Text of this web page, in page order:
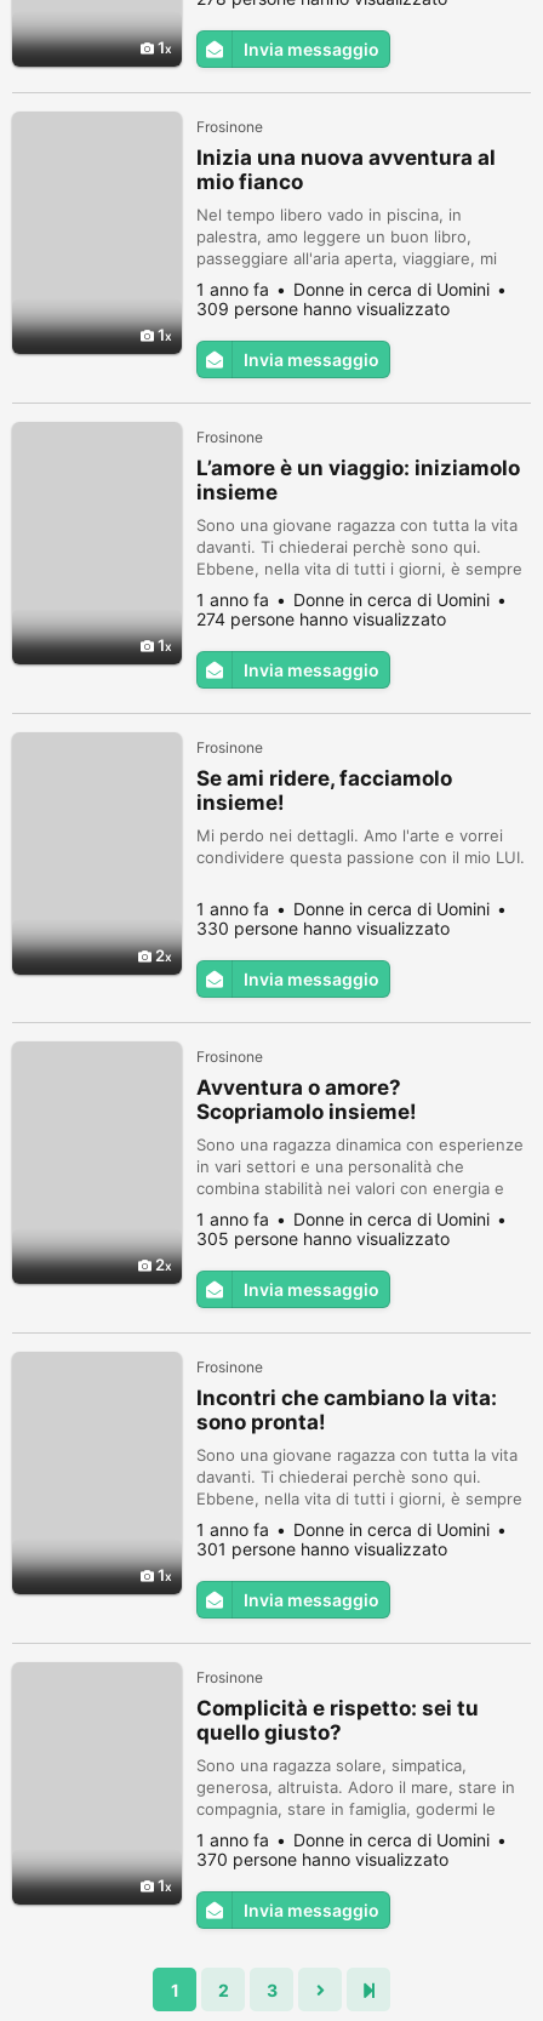
1 Invia messaggio
1
Frosinone
Inizia una nuova avventura al
mio fianco
Nel tempo libero vado in piscina, in
palestra, amo leggere un buon libro,
passeggiare all'aria aperta, viaggiare, mi
piace molto il mare.
1 anno fa
Donne in cerca di Uomini
309 persone hanno visualizzato
Invia messaggio
1
Frosinone
L’amore è un viaggio: iniziamolo
insieme
Sono una giovane ragazza con tutta la vita
davanti. Ti chiederai perchè sono qui.
Ebbene, nella vita di tutti i giorni, è sempre
più difficile trovare un ragazzo posato, un
ragazzo che guardi al futuro con ottimismo,
che pensi al domani con progetti e sogni da
realizzare.
1 anno fa
Donne in cerca di Uomini
274 persone hanno visualizzato
Invia messaggio
2
Frosinone
Se ami ridere, facciamolo
insieme!
Mi perdo nei dettagli. Amo l'arte e vorrei
condividere questa passione con il mio LUI.
1 anno fa
Donne in cerca di Uomini
330 persone hanno visualizzato
Invia messaggio
2
Frosinone
Avventura o amore?
Scopriamolo insieme!
Sono una ragazza dinamica con esperienze
in vari settori e una personalità che
combina stabilità nei valori con energia e
positività.
1 anno fa
Donne in cerca di Uomini
305 persone hanno visualizzato
Invia messaggio
1
Frosinone
Incontri che cambiano la vita:
sono pronta!
Sono una giovane ragazza con tutta la vita
davanti. Ti chiederai perchè sono qui.
Ebbene, nella vita di tutti i giorni, è sempre
più difficile trovare un ragazzo posato, un
ragazzo che guardi al futuro con ottimismo,
che pensi al domani con progetti e sogni da
realizzare.
1 anno fa
Donne in cerca di Uomini
301 persone hanno visualizzato
Invia messaggio
1
Frosinone
Complicità e rispetto: sei tu
quello giusto?
Sono una ragazza solare, simpatica,
generosa, altruista. Adoro il mare, stare in
compagnia, stare in famiglia, godermi le
buone cene, cucinare.
1 anno fa
Donne in cerca di Uomini
370 persone hanno visualizzato
Invia messaggio
1 2 3